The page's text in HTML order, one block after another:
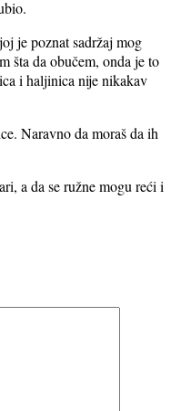
je poznat sadržaj mog
šta da obučem, onda je to
i haljinica nije nikakav
Naravno da moraš da ih
a da se ružne mogu reći i